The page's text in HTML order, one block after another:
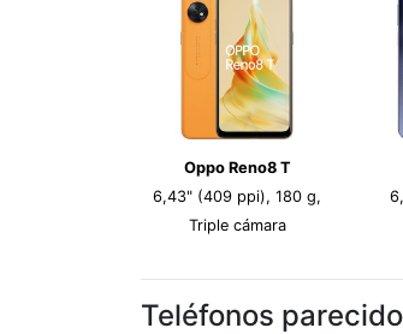
Oppo Reno8 T
6,43" (409 ppi), 180 g,
Triple cámara
Teléfonos